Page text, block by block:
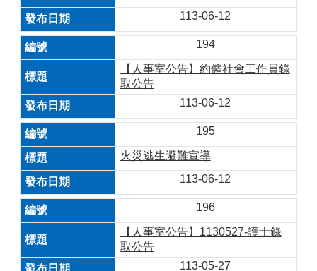
113-06-12
194
【人事室公告】約僱社會工作員錄
取公告
113-06-12
195
火災逃生避難宣導
113-06-12
196
【人事室公告】1130527-護士錄
取公告
113-05-27